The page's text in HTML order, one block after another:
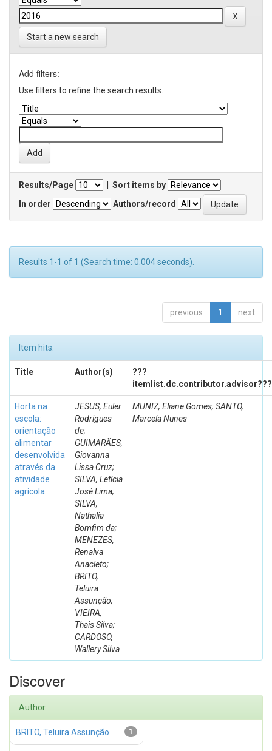
Start a new search
Add filters:
Use filters to refine the search results.
Results/Page
Sort items by
In order
Authors/record
Results 1-1 of 1 (Search time: 0.004 seconds).
previous 1 next
Item hits:
Title Author(s)
???
itemlist.dc.contributor.advisor???
Horta na
escola:
orientação
alimentar
desenvolvida
através da
atividade
agrícola
JESUS, Euler
Rodrigues
de;
GUIMARÃES,
Giovanna
Lissa Cruz;
SILVA, Letícia
José Lima;
SILVA,
Nathalia
Bomfim da;
MENEZES,
Renalva
Anacleto;
BRITO,
Teluira
Assunção;
VIEIRA,
Thais Silva;
CARDOSO,
Wallery Silva
MUNIZ, Eliane Gomes; SANTO,
Marcela Nunes
Discover
Author
1
BRITO, Teluira Assunção